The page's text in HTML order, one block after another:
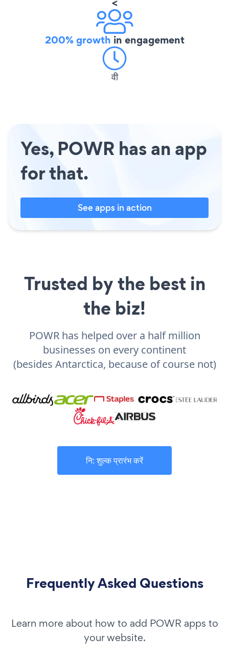
<
200% growth in engagement
वी
Yes, POWR has an app
for that.
See apps in action
Trusted by the best in
the biz!
POWR has helped over a half million
businesses on every continent
(besides Antarctica, because of course not)
नि: शुल्क प्रारंभ करें
Frequently Asked Questions
Learn more about how to add POWR apps to
your website.